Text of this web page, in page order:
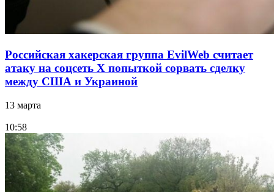
Российская хакерская группа EvilWeb считает
атаку на соцсеть Х попыткой сорвать сделку
между США и Украиной
13 марта
10:58